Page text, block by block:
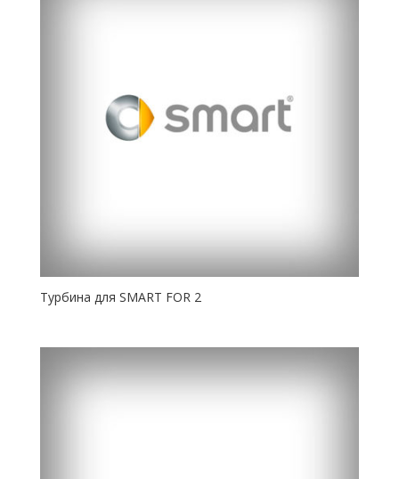
Турбина для SMART FOR 2